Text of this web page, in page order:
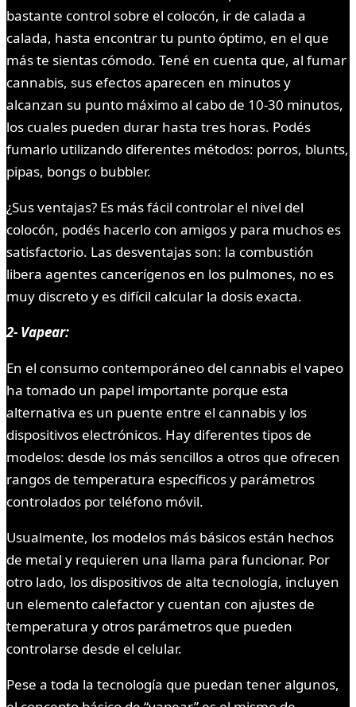
bastante control sobre el colocón, ir de calada a
calada, hasta encontrar tu punto óptimo, en el que
más te sientas cómodo. Tené en cuenta que, al fumar
cannabis, sus efectos aparecen en minutos y
alcanzan su punto máximo al cabo de 10-30 minutos,
los cuales pueden durar hasta tres horas. Podés
fumarlo utilizando diferentes métodos: porros, blunts,
pipas, bongs o bubbler.
¿Sus ventajas? Es más fácil controlar el nivel del
colocón, podés hacerlo con amigos y para muchos es
satisfactorio. Las desventajas son: la combustión
libera agentes cancerígenos en los pulmones, no es
muy discreto y es difícil calcular la dosis exacta.
2- Vapear:
En el consumo contemporáneo del cannabis el vapeo
ha tomado un papel importante porque esta
alternativa es un puente entre el cannabis y los
dispositivos electrónicos. Hay diferentes tipos de
modelos: desde los más sencillos a otros que ofrecen
rangos de temperatura específicos y parámetros
controlados por teléfono móvil.
Usualmente, los modelos más básicos están hechos
de metal y requieren una llama para funcionar. Por
otro lado, los dispositivos de alta tecnología, incluyen
un elemento calefactor y cuentan con ajustes de
temperatura y otros parámetros que pueden
controlarse desde el celular.
Pese a toda la tecnología que puedan tener algunos,